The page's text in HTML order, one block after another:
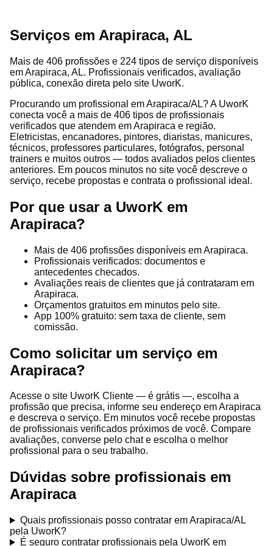
Serviços em Arapiraca, AL
Mais de 406 profissões e 224 tipos de serviço disponíveis
em Arapiraca, AL. Profissionais verificados, avaliação
pública, conexão direta pelo site UworK.
Procurando um profissional em Arapiraca/AL? A UworK
conecta você a mais de 406 tipos de profissionais
verificados que atendem em Arapiraca e região.
Eletricistas, encanadores, pintores, diaristas, manicures,
técnicos, professores particulares, fotógrafos, personal
trainers e muitos outros — todos avaliados pelos clientes
anteriores. Em poucos minutos no site você descreve o
serviço, recebe propostas e contrata o profissional ideal.
Por que usar a UworK em
Arapiraca?
Mais de 406 profissões disponíveis em Arapiraca.
Profissionais verificados: documentos e
antecedentes checados.
Avaliações reais de clientes que já contrataram em
Arapiraca.
Orçamentos gratuitos em minutos pelo site.
App 100% gratuito: sem taxa de cliente, sem
comissão.
Como solicitar um serviço em
Arapiraca?
Acesse o site UworK Cliente — é grátis —, escolha a
profissão que precisa, informe seu endereço em Arapiraca
e descreva o serviço. Em minutos você recebe propostas
de profissionais verificados próximos de você. Compare
avaliações, converse pelo chat e escolha o melhor
profissional para o seu trabalho.
Dúvidas sobre profissionais em
Arapiraca
Quais profissionais posso contratar em Arapiraca/AL
pela UworK?
É seguro contratar profissionais pela UworK em